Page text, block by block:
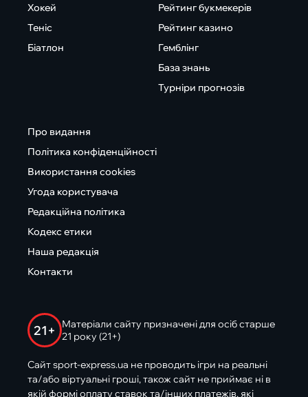
Хокей
Теніс
Біатлон
Рейтинг букмекерів
Рейтинг казино
Гемблінг
База знань
Турніри прогнозів
Про видання
Політика конфіденційності
Використання cookies
Угода користувача
Редакційна політика
Кодекс етики
Наша редакція
Контакти
21+
Матеріали сайту призначені для осіб старше
21 року (21+)
Сайт sport-express.ua не проводить ігри на реальні
та/або віртуальні гроші, також сайт не приймає ні в
якій формі оплату ставок та/інших платежів, які